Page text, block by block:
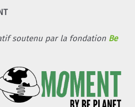
soutenu par la fondation Be